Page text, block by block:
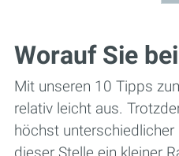
Worauf Sie
Mit unseren 10 Tipps
relativ leicht aus.
höchst unterschiedlicher